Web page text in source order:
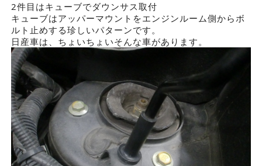
2件目はキューブでダウンサス取付
キューブはアッパーマウントをエンジンルーム側からボ
ルト止めする珍しいパターンです。
日産車は、ちょいちょいそんな車があります。